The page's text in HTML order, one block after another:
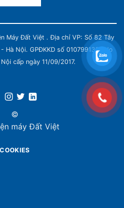
Máy Đất Việt . Địa chỉ VP: Số 82 Tây
Hà Nội. GPĐKKD số 0107991339 do
cấp ngày 11/09/2017.
©
máy Đất Việt
COOKIES